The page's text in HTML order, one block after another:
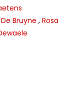
Bruyne , Rosa